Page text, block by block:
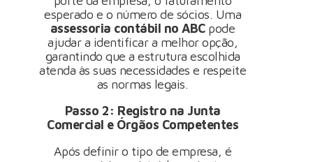
esperado e o número de sócios. Uma
assessoria contábil no ABCpode
ajudar a identificar a melhor opção,
garantindo que a estrutura escolhida
atenda às suas necessidades e respeite
as normas legais.
Passo 2: Registro na Junta
Comercial e Órgãos Competentes
Após definir o tipo de empresa, é